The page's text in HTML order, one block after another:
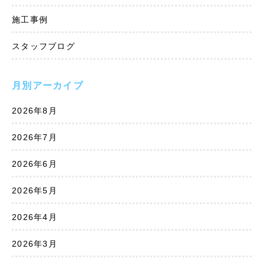
施工事例
スタッフブログ
月別アーカイブ
2026年8月
2026年7月
2026年6月
2026年5月
2026年4月
2026年3月